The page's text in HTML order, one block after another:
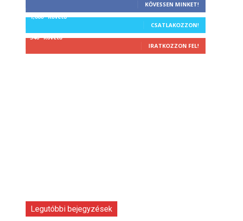
KÖVESSEN MINKET!
1,000 Követő
CSATLAKOZZON!
340 Követő
IRATKOZZON FEL!
Legutóbbi bejegyzések